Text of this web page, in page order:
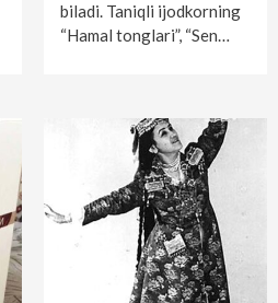
biladi. Taniqli ijodkorning
“Hamal tonglari”, “Sen…